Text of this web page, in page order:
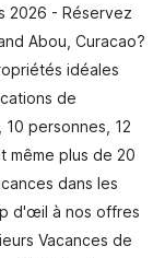
2026 - Réservez
Abou, Curacao?
idéales
de
personnes, 12
même plus de 20
dans les
d'œil à nos offres
Vacances de